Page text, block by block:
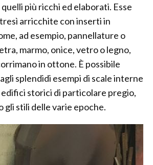
più ricchi ed elaborati. Esse
arricchite con inserti in
ad esempio, pannellature o
marmo, onice, vetro o legno,
in ottone. È possibile
splendidi esempi di scale interne
storici di particolare pregio,
gli stili delle varie epoche.